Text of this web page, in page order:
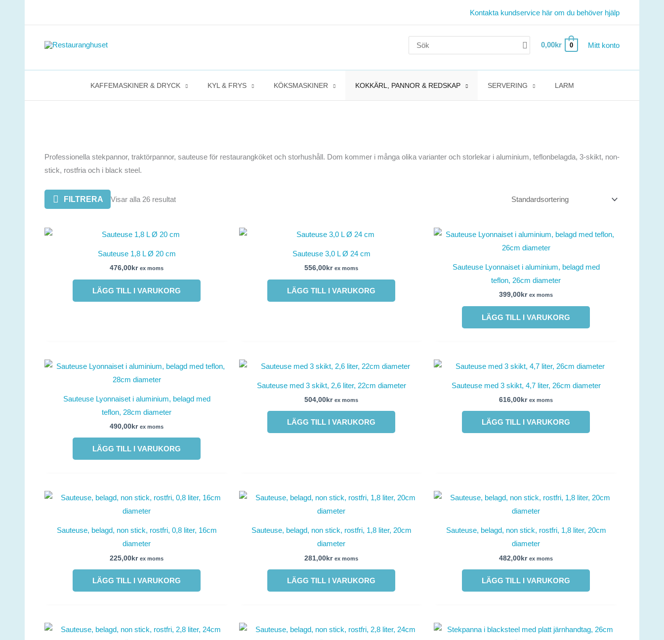
Kontakta kundservice här om du behöver hjälp
for:
0,00kr 0 Mitt konto
KAFFEMASKINER & DRYCK KYL & FRYS KÖKSMASKINER KOKKÄRL, PANNOR & REDSKAP SERVERING LARM
Professionella stekpannor, traktörpannor, sauteuse för restaurangköket och storhushåll. Dom kommer i många olika varianter och storlekar i aluminium, teflonbelagda, 3-skikt, non-
stick, rostfria och i black steel.
FILTRERA Visar alla 26 resultat
Sauteuse 1,8 L Ø 20 cm
476,00 kr ex moms
LÄGG TILL I VARUKORG
Sauteuse 3,0 L Ø 24 cm
556,00 kr ex moms
LÄGG TILL I VARUKORG
Sauteuse Lyonnaiset i aluminium, belagd med
teflon, 26cm diameter
399,00 kr ex moms
LÄGG TILL I VARUKORG
Sauteuse Lyonnaiset i aluminium, belagd med
teflon, 28cm diameter
490,00 kr ex moms
LÄGG TILL I VARUKORG
Sauteuse med 3 skikt, 2,6 liter, 22cm diameter
504,00 kr ex moms
LÄGG TILL I VARUKORG
Sauteuse med 3 skikt, 4,7 liter, 26cm diameter
616,00 kr ex moms
LÄGG TILL I VARUKORG
Sauteuse, belagd, non stick, rostfri, 0,8 liter, 16cm
diameter
225,00 kr ex moms
LÄGG TILL I VARUKORG
Sauteuse, belagd, non stick, rostfri, 1,8 liter, 20cm
diameter
281,00 kr ex moms
LÄGG TILL I VARUKORG
Sauteuse, belagd, non stick, rostfri, 1,8 liter, 20cm
diameter
482,00 kr ex moms
LÄGG TILL I VARUKORG